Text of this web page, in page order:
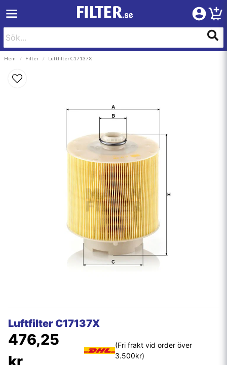
Hem Filter Luftfilter C17137X
Luftfilter C17137X
476,25
kr